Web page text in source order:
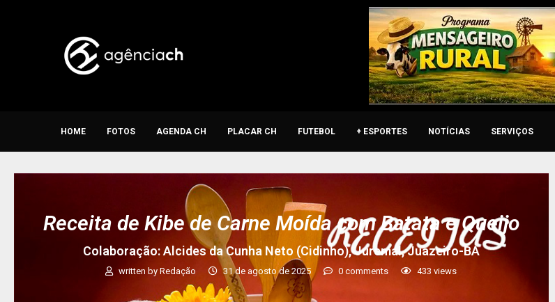
HOME FOTOS AGENDA CH PLACAR CH FUTEBOL + ESPORTES NOTÍCIAS SERVIÇOS
Receita de Kibe de Carne Moída com Batata e Queijo
Colaboração: Alcides da Cunha Neto (Cidinho), Juremal, Juazeiro-BA
written byRedação 31 de agosto de 2025 0 comments 433 views